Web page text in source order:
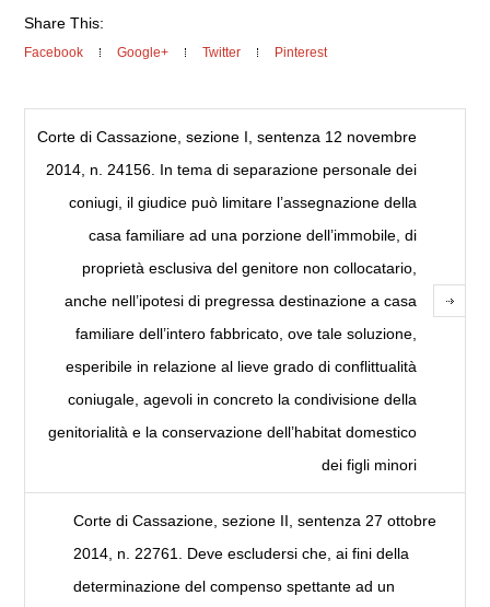
Share This:
Facebook Google+ Twitter Pinterest
Corte di Cassazione, sezione I, sentenza 12 novembre
2014, n. 24156. In tema di separazione personale dei
coniugi, il giudice può limitare l’assegnazione della
casa familiare ad una porzione dell’immobile, di
proprietà esclusiva del genitore non collocatario,
anche nell’ipotesi di pregressa destinazione a casa
familiare dell’intero fabbricato, ove tale soluzione,
esperibile in relazione al lieve grado di conflittualità
coniugale, agevoli in concreto la condivisione della
genitorialità e la conservazione dell’habitat domestico
dei figli minori
Corte di Cassazione, sezione II, sentenza 27 ottobre
2014, n. 22761. Deve escludersi che, ai fini della
determinazione del compenso spettante ad un